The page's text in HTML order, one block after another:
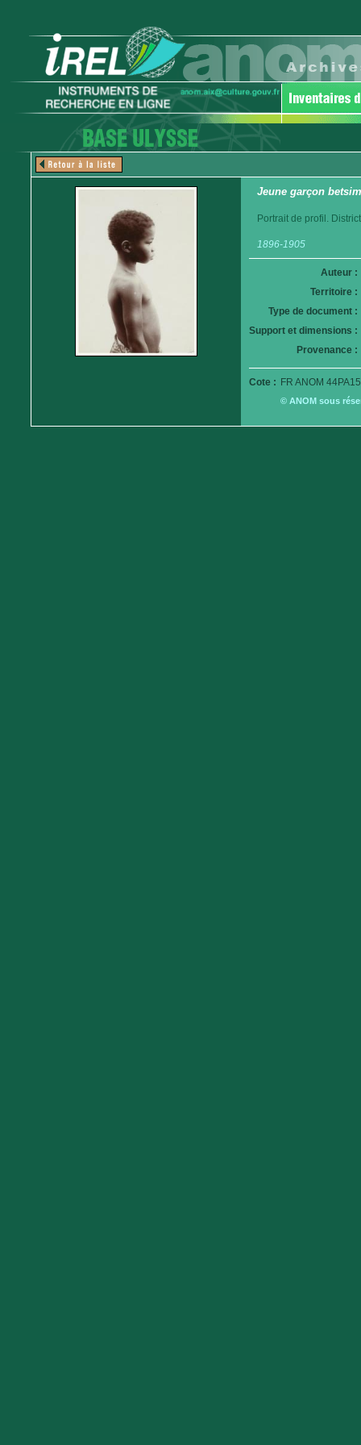
Jeune garçon
Portrait de profil.
1896-1905
Auteur :
Territoire :
Type de document :
Support et dimensions :
Provenance :
Cote : FR ANOM
© ANOM sous